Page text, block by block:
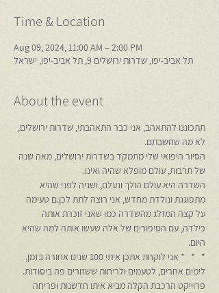
Time & Location
Aug 09, 2024, 11:00 AM – 2:00 PM
תל אביב-יפו, שדרות ירושלים 9, תל אביב-יפו, ישראל
About the event
תתכוננו להתאהב, אני כבר התאהבתי, שדרות ירושלים,
לא מה שחשבתם.
הסיור היפואי שלי מתמקד בשדרות ירושלים, מאה שנה
של תרבות, עולם מופלא שהיה ואינו.
השדרה היא עולם הולך ונעלם, ושניה לפני שהיא
מתפוגגת ונולדת מחדש, אני רוצה לתת לכן.ם טעימה
על קצה המזלג מהשדרה כמו שאני זוכרת אותה
כילדה, עם הסיפורים של אלה שעשו אותה למה שהיא
היום.
*   *   * אני לוקחת אתכן איתי 100 שנים אחורה בזמן,
לימים אחרים, לטעמים ולריחות ששזורים פה ביסודות.
פרוייקט הרכבת הקלה מביא איתו חדשנות ופריחה